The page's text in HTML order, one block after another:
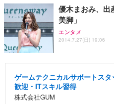
優木まおみ、出
美脚」
エンタメ
2014.7.27(日) 19:06
ゲームテクニカルサポートス
歓迎・ITスキル習得
株式会社GUM